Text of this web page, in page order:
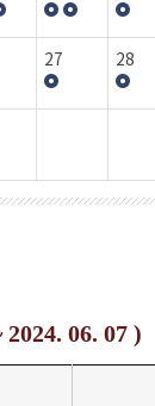
27 28
06. 07 )